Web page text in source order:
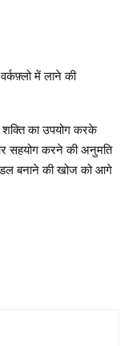
में लाने की
का उपयोग करके
सहयोग करने की अनुमति
बनाने की खोज को आगे